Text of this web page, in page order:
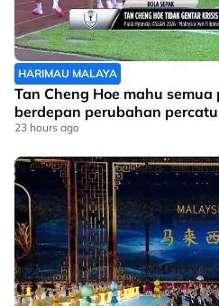
HARIMAU MALAYA
Tan Cheng Hoe mahu
berdepan perubahan
23 hours ago